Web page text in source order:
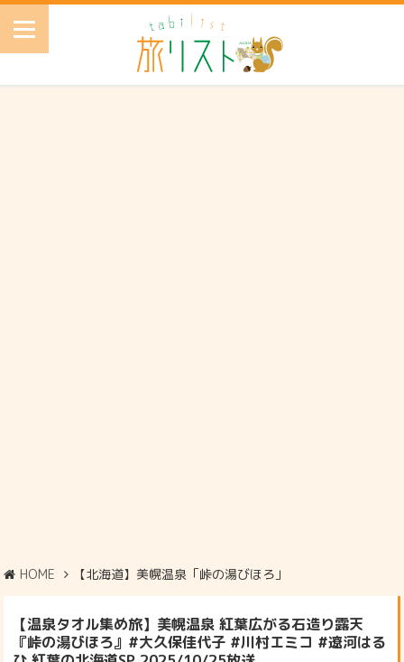
HOME 【北海道】美幌温泉「峠の湯びほろ」
【温泉タオル集め旅】美幌温泉 紅葉広がる石造り露天
『峠の湯びほろ』#大久保佳代子 #川村エミコ #遼河はる